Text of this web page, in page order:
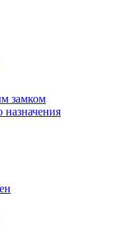
замком
назначения